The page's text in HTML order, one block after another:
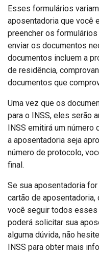
Esses formulários
aposentadoria que você
preencher os
enviar os documentos
documentos incluem a
de residência,
documentos que
Uma vez que os
para o INSS, eles serão
INSS emitirá um
a aposentadoria seja
número de protocolo,
final.
Se sua aposentadoria for
cartão de aposentadoria,
você seguir todos
poderá solicitar sua
alguma dúvida, não
INSS para obter mais